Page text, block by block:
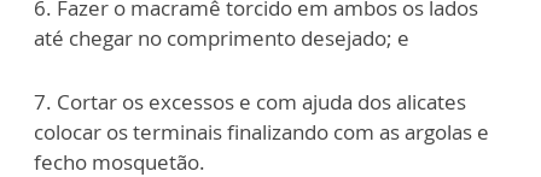
6. Fazer o macramê torcido em ambos os lados
até chegar no comprimento desejado; e
7. Cortar os excessos e com ajuda dos alicates
colocar os terminais finalizando com as argolas e
fecho mosquetão.